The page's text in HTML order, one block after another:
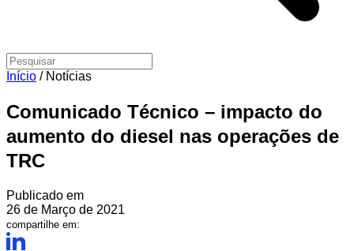
Início / Notícias
Comunicado Técnico – impacto do
aumento do diesel nas operações de
TRC
Publicado em
26 de Março de 2021
compartilhe em: